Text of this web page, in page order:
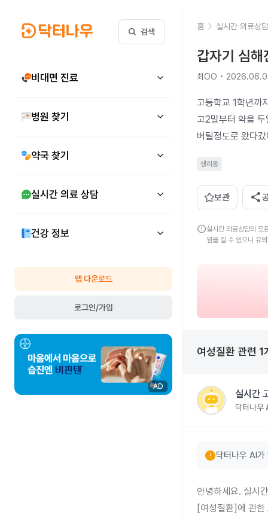
검색
비대면 진료
병원 찾기
약국 찾기
실시간 의료 상담
건강 정보
앱 다운로드
로그인/가입
AD
홈 실시간 의료상담
갑자기 심
최OO •
고등학교 1학년까
고2말부터 약을
버틸정도로 왔다
생리통
보관 share
error실시간 의료상담의 모
임을 질 수 있으니 유
여성질환 관련 1
실시간
닥터나우
error닥터나우 AI
안녕하세요. 실시
[여성질환]에 관한